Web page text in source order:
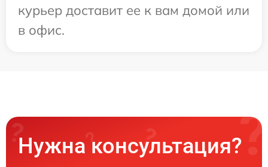
курьер доставит ее к вам домой или
в офис.
Нужна консультация?